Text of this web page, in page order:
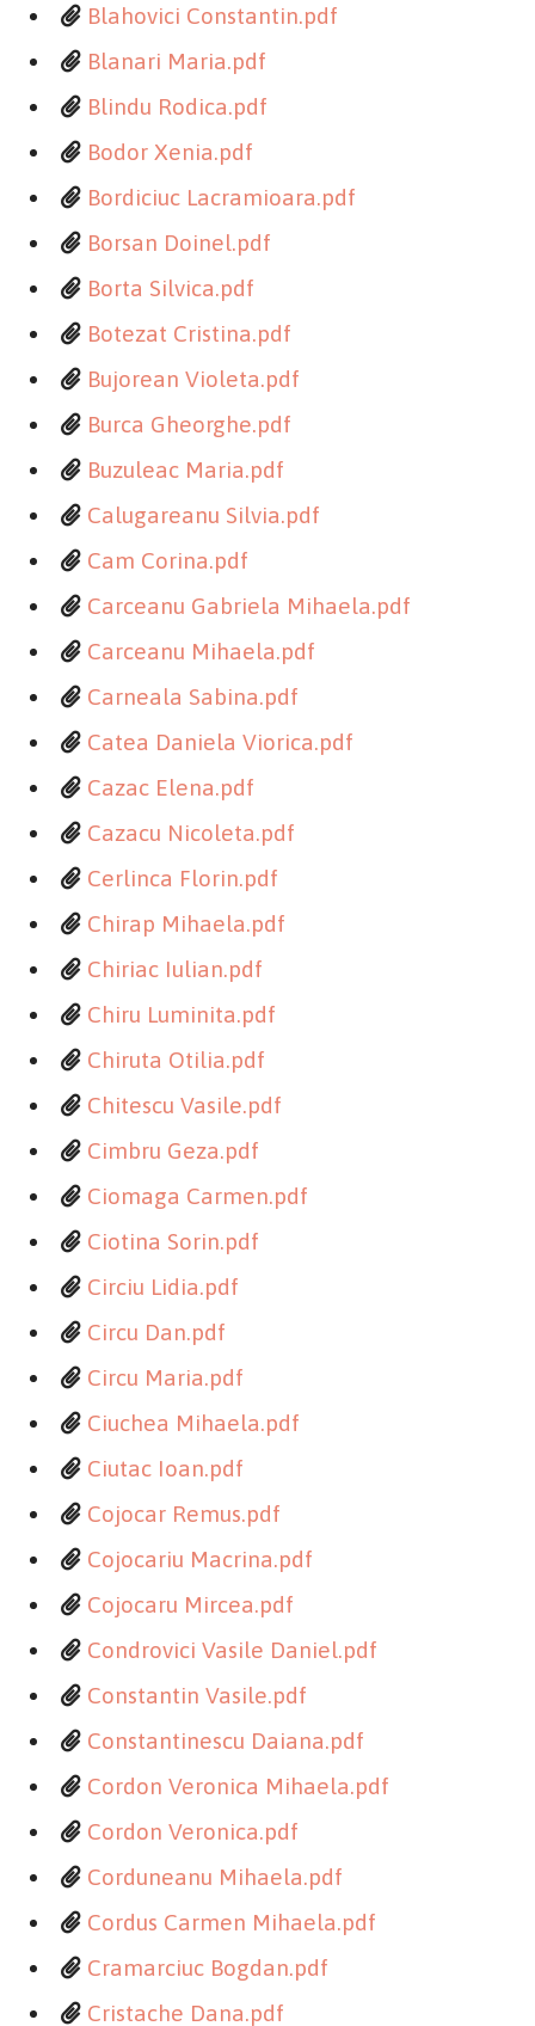
Blahovici Constantin.pdf
Blanari Maria.pdf
Blindu Rodica.pdf
Bodor Xenia.pdf
Bordiciuc Lacramioara.pdf
Borsan Doinel.pdf
Borta Silvica.pdf
Botezat Cristina.pdf
Bujorean Violeta.pdf
Burca Gheorghe.pdf
Buzuleac Maria.pdf
Calugareanu Silvia.pdf
Cam Corina.pdf
Carceanu Gabriela Mihaela.pdf
Carceanu Mihaela.pdf
Carneala Sabina.pdf
Catea Daniela Viorica.pdf
Cazac Elena.pdf
Cazacu Nicoleta.pdf
Cerlinca Florin.pdf
Chirap Mihaela.pdf
Chiriac Iulian.pdf
Chiru Luminita.pdf
Chiruta Otilia.pdf
Chitescu Vasile.pdf
Cimbru Geza.pdf
Ciomaga Carmen.pdf
Ciotina Sorin.pdf
Circiu Lidia.pdf
Circu Dan.pdf
Circu Maria.pdf
Ciuchea Mihaela.pdf
Ciutac Ioan.pdf
Cojocar Remus.pdf
Cojocariu Macrina.pdf
Cojocaru Mircea.pdf
Condrovici Vasile Daniel.pdf
Constantin Vasile.pdf
Constantinescu Daiana.pdf
Cordon Veronica Mihaela.pdf
Cordon Veronica.pdf
Corduneanu Mihaela.pdf
Cordus Carmen Mihaela.pdf
Cramarciuc Bogdan.pdf
Cristache Dana.pdf